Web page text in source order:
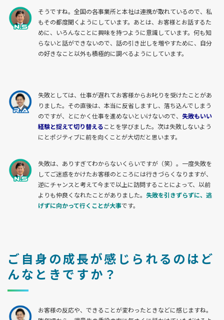
そうですね。全国の各事業所と本社は連携が取れているので、私
もその都度聞くようにしています。あとは、お客様とお話するた
めに、いろんなことに興味を持つように意識しています。何も知
らないと話ができないので、話の引き出しを増やすために、自分
の好きなこと以外も積極的に調べるようにしています。
失敗としては、仕事が遅れてお客様からお叱りを受けたことがあ
りました。その直後は、本当に反省しますし、落ち込んでしまう
のですが、とにかく仕事を進めないといけないので、 失敗もいい
経験と捉えて切り替えることを学びました。次は失敗しないよう
にとポジティブに前を向くことが大切だと思います。
失敗は、ありすぎてわからないくらいですが（笑）。一度失敗を
してご迷惑をかけたお客様のところには行きづらくなりますが、
逆にチャンスと考えて今まで以上に訪問することによって、以前
よりも仲良くなれたことがありました。 失敗を引きずらずに、逃
げずに向かって行くことが大事です。
ご自身の成長が感じられるのはど
んなときですか？
お客様の反応や、できることが変わったときなどに感じますね。